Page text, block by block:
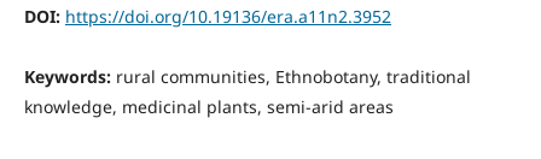
DOI: https://doi.org/10.19136/era.a11n2.3952
Keywords: rural communities, Ethnobotany, traditional
knowledge, medicinal plants, semi-arid areas